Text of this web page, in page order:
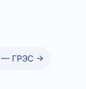
— ГРЭС →